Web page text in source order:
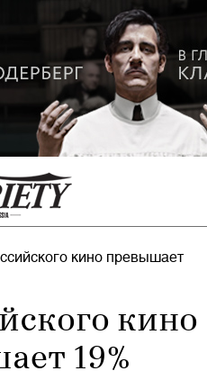
TV
INDUSTRY
ARCHIVE
кино превышает
кино
19%